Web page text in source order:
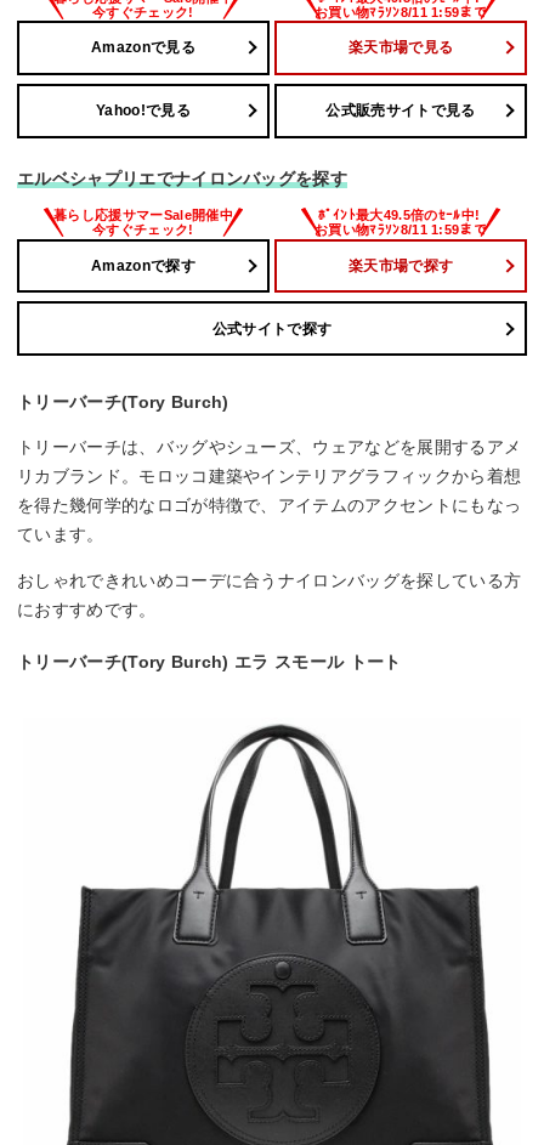
Amazonで見る 楽天市場で見る
Yahoo!で見る 公式販売サイトで見る
エルベシャプリエでナイロンバッグを探す
Amazonで探す 楽天市場で探す
公式サイトで探す
トリーバーチ(Tory Burch)
トリーバーチは、バッグやシューズ、ウェアなどを展開するアメ
リカブランド。モロッコ建築やインテリアグラフィックから着想
を得た幾何学的なロゴが特徴で、アイテムのアクセントにもなっ
ています。
おしゃれできれいめコーデに合うナイロンバッグを探している方
におすすめです。
トリーバーチ(Tory Burch) エラ スモール トート